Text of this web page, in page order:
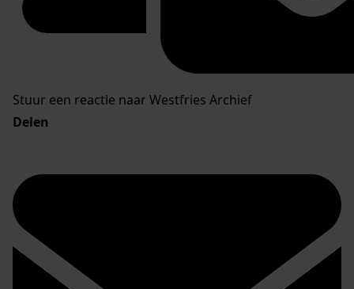
Stuur een reactie naar Westfries Archief
Delen